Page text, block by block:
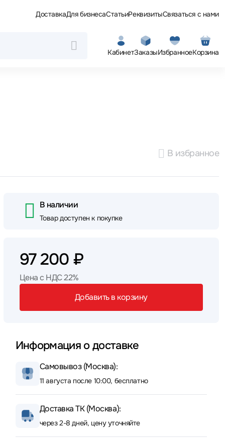
ДоставкаДля бизнесаСтатьиРеквизитыСвязаться с нами
КабинетЗаказыИзбранноеКорзина
В избранное
В наличии
Товар доступен к покупке
97 200 ₽
Цена с НДС 22%
Добавить в корзину
Информация о доставке
Самовывоз (Москва):
11 августа после 10:00, бесплатно
Доставка ТК (Москва):
через 2-8 дней, цену уточняйте